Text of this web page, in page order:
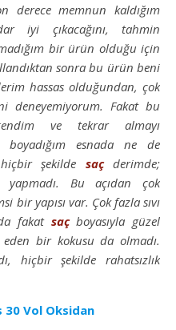
derece memnun kaldığım
iyi çıkacağını, tahmin
bir ürün olduğu için
sonra bu ürün beni
hassas olduğundan, çok
deneyemiyorum. Fakat bu
ve tekrar almayı
esnada ne de
şekilde saçderimde;
Bu açıdan çok
yapısı var. Çok fazla sıvı
fakat saçboyasıyla güzel
eden bir kokusu da olmadı.
hiçbir şekilde rahatsızlık
30 Vol Oksidan